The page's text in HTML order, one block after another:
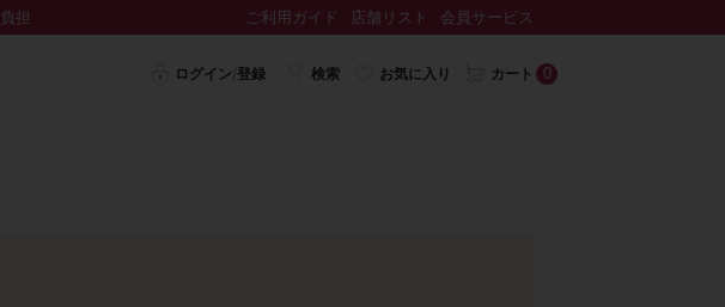
担 ご利用ガイド 店舗リスト 会員サービス
ログイン/登録 検索 お気に入り カート 0